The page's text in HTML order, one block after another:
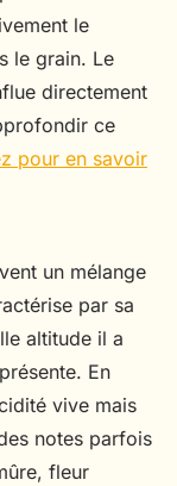
le
le grain. Le
directement
ce
pour en savoir
un mélange
par sa
altitude il a
En
vive mais
notes parfois
fleur